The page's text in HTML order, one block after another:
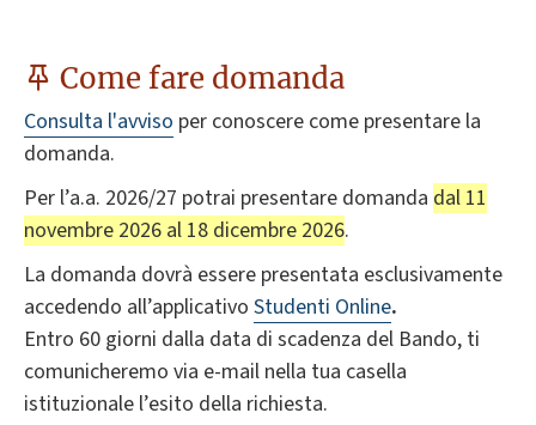
Come fare domanda
Consulta l'avviso per conoscere come presentare la
domanda.
Per l’a.a. 2026/27 potrai presentare domanda dal 11
novembre 2026 al 18 dicembre 2026.
La domanda dovrà essere presentata esclusivamente
accedendo all’applicativo Studenti Online.
Entro 60 giorni dalla data di scadenza del Bando, ti
comunicheremo via e-mail nella tua casella
istituzionale l’esito della richiesta.